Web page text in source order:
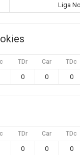
Liga
TDr Car TDc
0 0 0
TDr Car TDc
0 0 0